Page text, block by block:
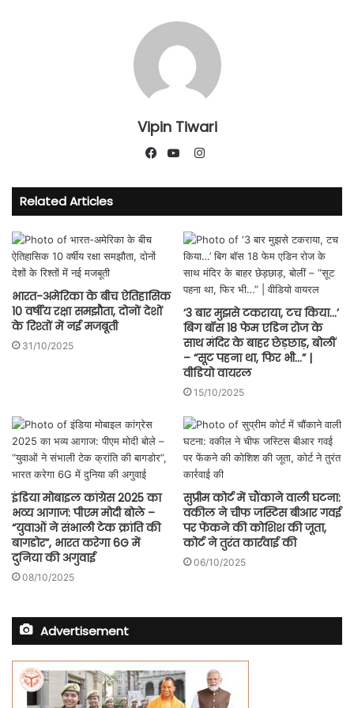
Vipin Tiwari
Instagram
Related Articles
भारत-अमेरिका के बीच ऐतिहासिक
10 वर्षीय रक्षा समझौता, दोनों देशों
के रिश्तों में नई मजबूती
31/10/2025
‘3 बार मुझसे टकराया, टच किया…’
बिग बॉस 18 फेम एडिन रोज के
साथ मंदिर के बाहर छेड़छाड़, बोलीं
– “सूट पहना था, फिर भी…” |
वीडियो वायरल
15/10/2025
इंडिया मोबाइल कांग्रेस 2025 का
भव्य आगाज: पीएम मोदी बोले –
“युवाओं ने संभाली टेक क्रांति की
बागडोर”, भारत करेगा 6G में
दुनिया की अगुवाई
08/10/2025
सुप्रीम कोर्ट में चौंकाने वाली घटना:
वकील ने चीफ जस्टिस बीआर गवई
पर फेंकने की कोशिश की जूता,
कोर्ट ने तुरंत कार्रवाई की
06/10/2025
Advertisement